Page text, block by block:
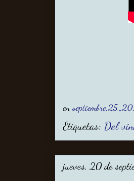
enseptiembre 25,
Etiquetas: Del
jueves, 20 de